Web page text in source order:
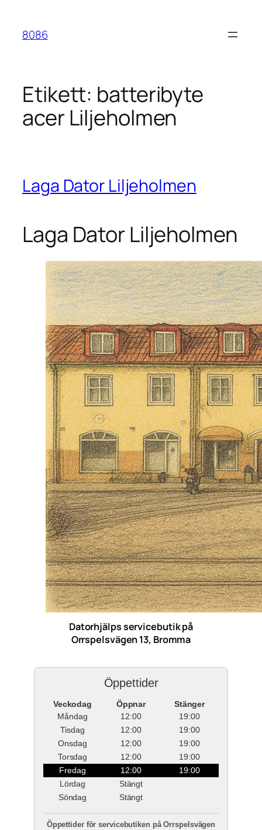
innehåll
8086
Etikett: batteribyte
acer Liljeholmen
Laga Dator Liljeholmen
Laga Dator Liljeholmen
Datorhjälps servicebutik på
Orrspelsvägen 13, Bromma
Öppettider
Veckodag Öppnar
Stänger
Måndag
12:00
19:00
Tisdag
12:00
19:00
Onsdag
12:00
19:00
Torsdag
12:00
19:00
Fredag
12:00
19:00
Lördag
Stängt
Söndag
Stängt
Öppettider för servicebutiken på Orrspelsvägen